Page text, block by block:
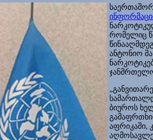
რომელიც
ანტონიო
ბიუროს
აფრიკაში,